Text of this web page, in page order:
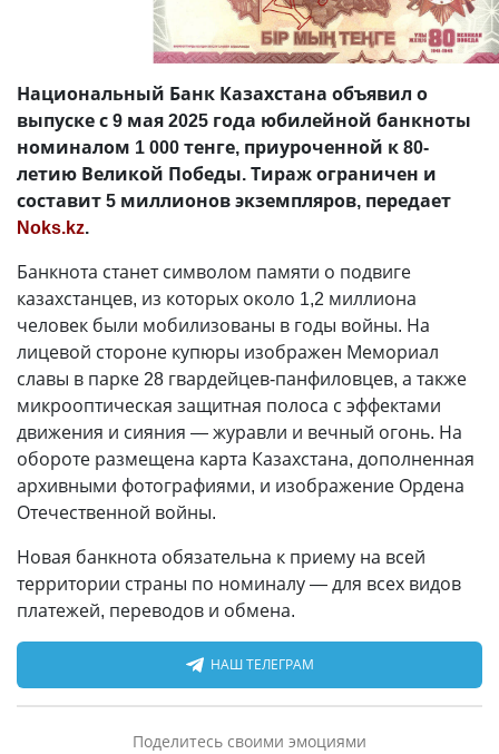
Национальный Банк Казахстана объявил о
выпуске с 9 мая 2025 года юбилейной банкноты
номиналом 1 000 тенге, приуроченной к 80-
летию Великой Победы. Тираж ограничен и
составит 5 миллионов экземпляров, передает
Noks.kz.
Банкнота станет символом памяти о подвиге
казахстанцев, из которых около 1,2 миллиона
человек были мобилизованы в годы войны. На
лицевой стороне купюры изображен Мемориал
славы в парке 28 гвардейцев-панфиловцев, а также
микрооптическая защитная полоса с эффектами
движения и сияния — журавли и вечный огонь. На
обороте размещена карта Казахстана, дополненная
архивными фотографиями, и изображение Ордена
Отечественной войны.
Новая банкнота обязательна к приему на всей
территории страны по номиналу — для всех видов
платежей, переводов и обмена.
НАШ ТЕЛЕГРАМ
Поделитесь своими эмоциями